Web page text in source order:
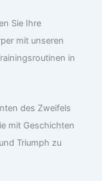
Sie Ihre
mit unseren
in
des Zweifels
mit Geschichten
Triumph zu